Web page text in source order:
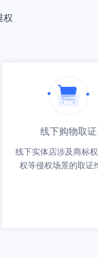
权
线下购物取证
线下实体店涉及商标
权等侵权场景的取证